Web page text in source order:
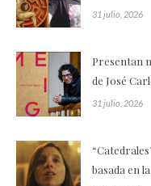
31 julio, 2026
Presentan
de José
31 julio, 2026
basada en